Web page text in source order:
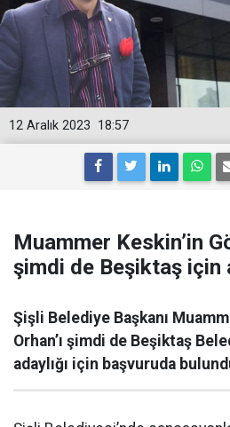
18:57
12 Aralık 2023
Muammer Keskin’in
şimdi de Beşiktaş için
Şişli Belediye Başkanı
Orhan’ı şimdi de Beşiktaş
adaylığı için başvuruda